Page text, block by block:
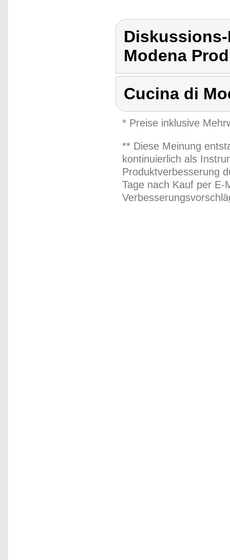
Modena
Cucina di
* Preise inklusive
** Diese Meinung
kontinuierlich als
Produktverbesserung
Tage nach Kauf per E-